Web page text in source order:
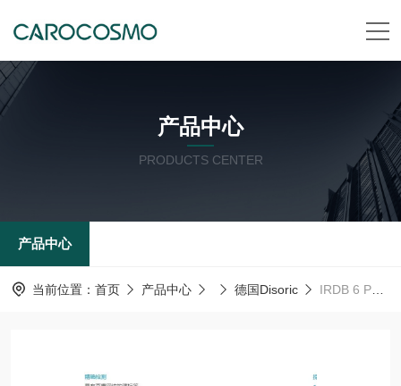
产品中心
PRODUCTS CENTER
产品中心
当前位置： 首页 产品中心 德国Disoric IRDB 6 PSOK-IBS德国德森瑞 DISORIC传感器Disoric